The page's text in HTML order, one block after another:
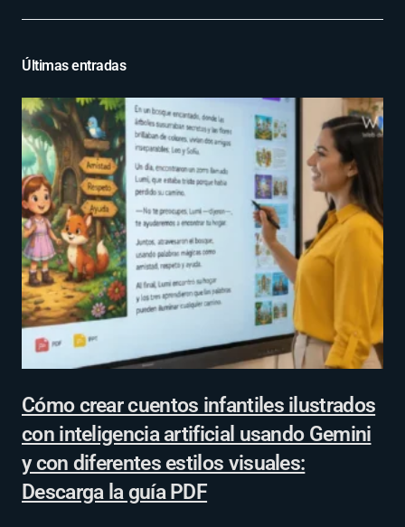
Últimas entradas
Cómo crear cuentos infantiles ilustrados
con inteligencia artificial usando Gemini
y con diferentes estilos visuales:
Descarga la guía PDF